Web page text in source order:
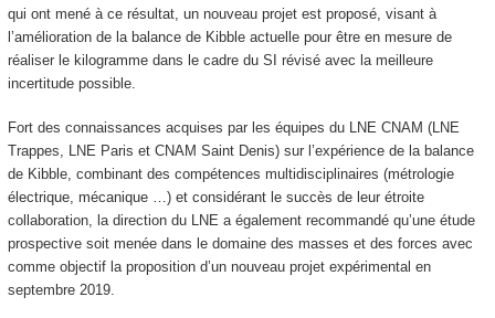
qui ont mené à ce résultat, un nouveau projet est proposé, visant à
l’amélioration de la balance de Kibble actuelle pour être en mesure de
réaliser le kilogramme dans le cadre du SI révisé avec la meilleure
incertitude possible.
Fort des connaissances acquises par les équipes du LNE CNAM (LNE
Trappes, LNE Paris et CNAM Saint Denis) sur l’expérience de la balance
de Kibble, combinant des compétences multidisciplinaires (métrologie
électrique, mécanique …) et considérant le succès de leur étroite
collaboration, la direction du LNE a également recommandé qu’une étude
prospective soit menée dans le domaine des masses et des forces avec
comme objectif la proposition d’un nouveau projet expérimental en
septembre 2019.